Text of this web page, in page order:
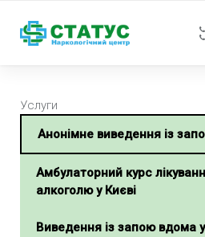
Услуги
Анонімне виведення із
Амбулаторний курс
алкоголю у Києві
Виведення із запою вдома у